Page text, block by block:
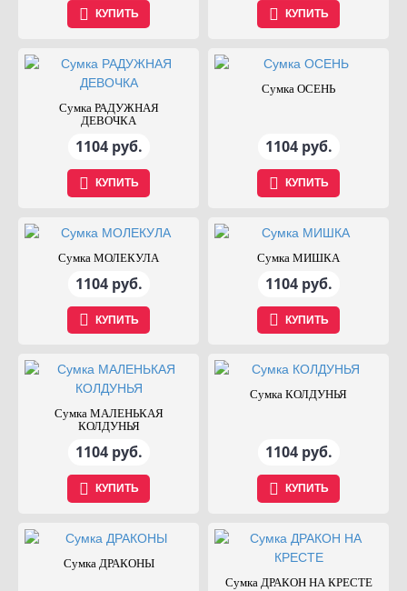
КУПИТЬ КУПИТЬ
Сумка РАДУЖНАЯ
ДЕВОЧКА
1104 руб.
КУПИТЬ
Сумка ОСЕНЬ
1104 руб.
КУПИТЬ
Сумка МОЛЕКУЛА
1104 руб.
КУПИТЬ
Сумка МИШКА
1104 руб.
КУПИТЬ
Сумка МАЛЕНЬКАЯ
КОЛДУНЬЯ
1104 руб.
КУПИТЬ
Сумка КОЛДУНЬЯ
1104 руб.
КУПИТЬ
Сумка ДРАКОНЫ
Сумка ДРАКОН НА КРЕСТЕ